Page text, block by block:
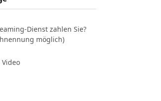
Dienst zahlen Sie?
möglich)